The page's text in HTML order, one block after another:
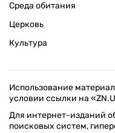
Среда обитания
Церковь
Культура
Использование
условии ссылки на
Для интернет-изданий
поисковых систем,